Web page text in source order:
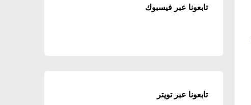
تابعونا عبر فيسبوك
تابعونا عبر تويتر